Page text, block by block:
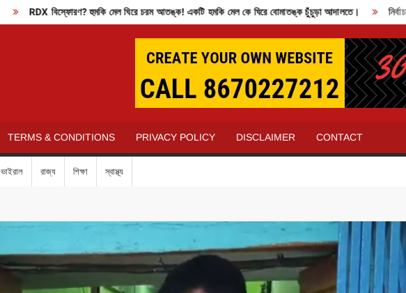
RDX বিস্ফোরণ? হুমকি মেল ঘিরে চরম আতঙ্ক! একটি হমকি মেল কে ঘিরে বোমাতঙ্ক চুঁচুড়া আদালতে। নির্বাচন
TERMS & CONDITIONS PRIVACY POLICY DISCLAIMER CONTACT
ভাইরাল রাজ্য শিক্ষা স্বাস্থ্য